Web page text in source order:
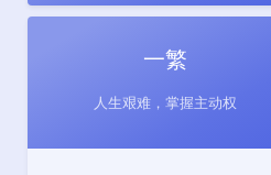
一繁
人生艰难，掌握主动权